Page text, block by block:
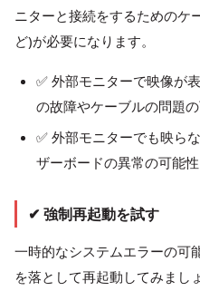
ニターと接続をするためのケ
ど)が必要になります。
✅ 外部モニターで映像が
の故障やケーブルの問題
✅ 外部モニターでも映ら
ザーボードの異常の可能性
✔ 強制再起動を試す
一時的なシステムエラーの可
を落として再起動してみまし